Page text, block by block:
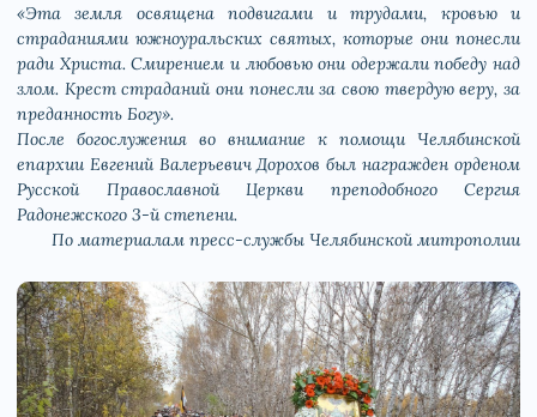
«Эта земля освящена подвигами и трудами, кровью и
страданиями южноуральских святых, которые они понесли
ради Христа. Смирением и любовью они одержали победу над
злом. Крест страданий они понесли за свою твердую веру, за
преданность Богу».
После богослужения во внимание к помощи Челябинской
епархии Евгений Валерьевич Дорохов был награжден орденом
Русской Православной Церкви преподобного Сергия
Радонежского 3-й степени.
По материалам пресс-службы Челябинской митрополии